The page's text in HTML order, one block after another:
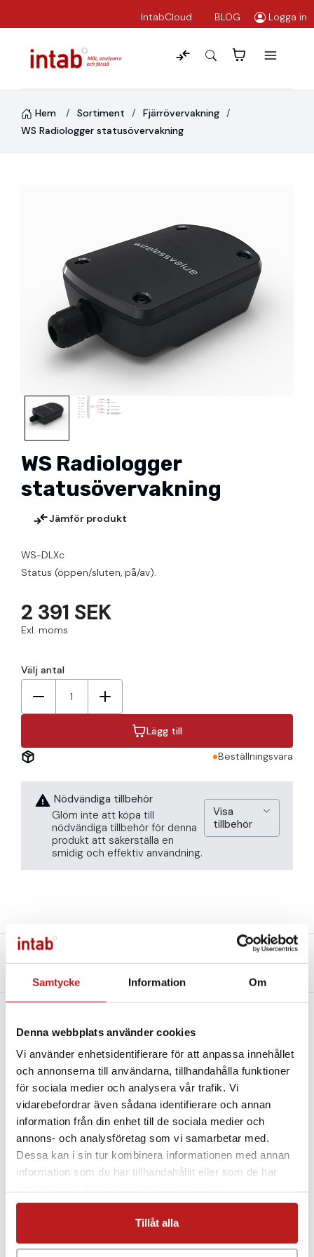
Samtycke Information Om
Denna webbplats använder cookies
Vi använder enhetsidentifierare för att anpassa innehållet
och annonserna till användarna, tillhandahålla funktioner
för sociala medier och analysera vår trafik. Vi
vidarebefordrar även sådana identifierare och annan
information från din enhet till de sociala medier och
annons- och analysföretag som vi samarbetar med.
Dessa kan i sin tur kombinera informationen med annan
information som du har tillhandahållit eller som de har
Tillåt alla
IntabCloud BLOG Logga in
Hem Sortiment
Fjärrövervakning
WS Radiologger statusövervakning
WS Radiologger
statusövervakning
Jämför produkt
WS-DLXc
Status (öppen/sluten, på/av).
2 391 SEK
Exl. moms
Välj antal
1
Lägg till
Beställningsvara
Nödvändiga tillbehör
Glöm inte att köpa till
nödvändiga tillbehör för denna
produkt att säkerställa en
smidig och effektiv användning.
Visa
tillbehör
Beskrivning
Filer och Länkar Bra komplement
Radiologger till Intab Wireless System för
statusövervakning (öppen/sluten, på/av). Kapslingen är
tilllverkad i återvunnen plast.
Det trådlösa mätsystemet består av radiologgers,
basstationen. Sändning görs med radiovågor på 868Mhz.
Beroende på om du vill läsa av dina mätvärden via
basstationer.
Här kan du läsa mer om produktgruppen Intab Wireless
System